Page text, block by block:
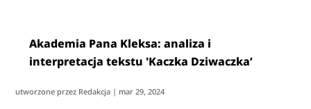
Akademia Pana Kleksa: analiza i
interpretacja tekstu 'Kaczka Dziwaczka’
utworzone przez Redakcja | mar 29, 2024